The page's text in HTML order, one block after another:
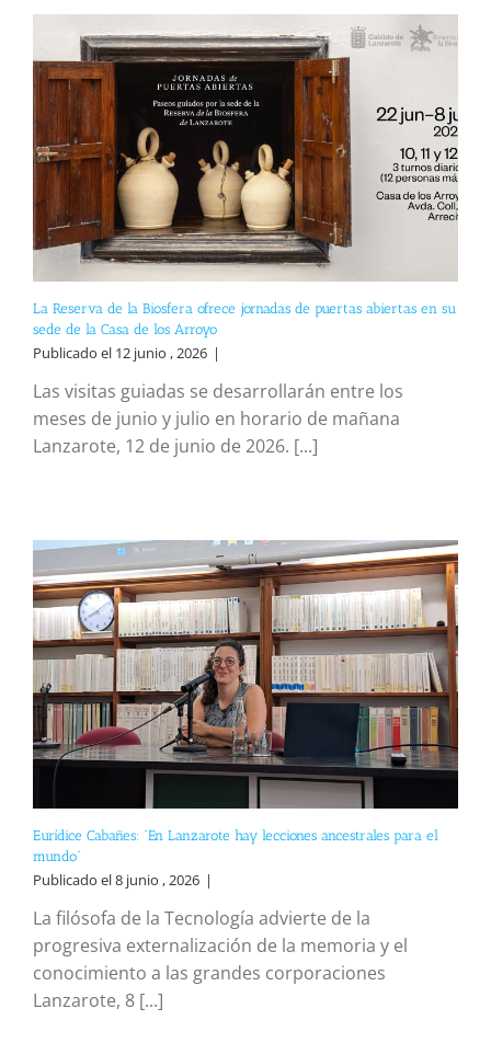
La Reserva de la Biosfera ofrece jornadas de puertas abiertas en su
sede de la Casa de los Arroyo
Publicado el 12 junio , 2026 |
Las visitas guiadas se desarrollarán entre los
meses de junio y julio en horario de mañana
Lanzarote, 12 de junio de 2026. [...]
Eurídice Cabañes: “En Lanzarote hay lecciones ancestrales para el
mundo”
Publicado el 8 junio , 2026 |
La filósofa de la Tecnología advierte de la
progresiva externalización de la memoria y el
conocimiento a las grandes corporaciones
Lanzarote, 8 [...]